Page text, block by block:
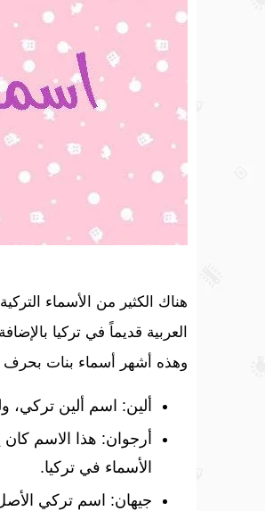
هناك الكثير من الأسماء
العربية قديماً في تركيا
وهذه أشهر أسماء بنات بحرف
ألين: اسم ألين تركي،
أرجوان: هذا الاسم
الأسماء في تركيا.
جيهان: اسم تركي الأصل،